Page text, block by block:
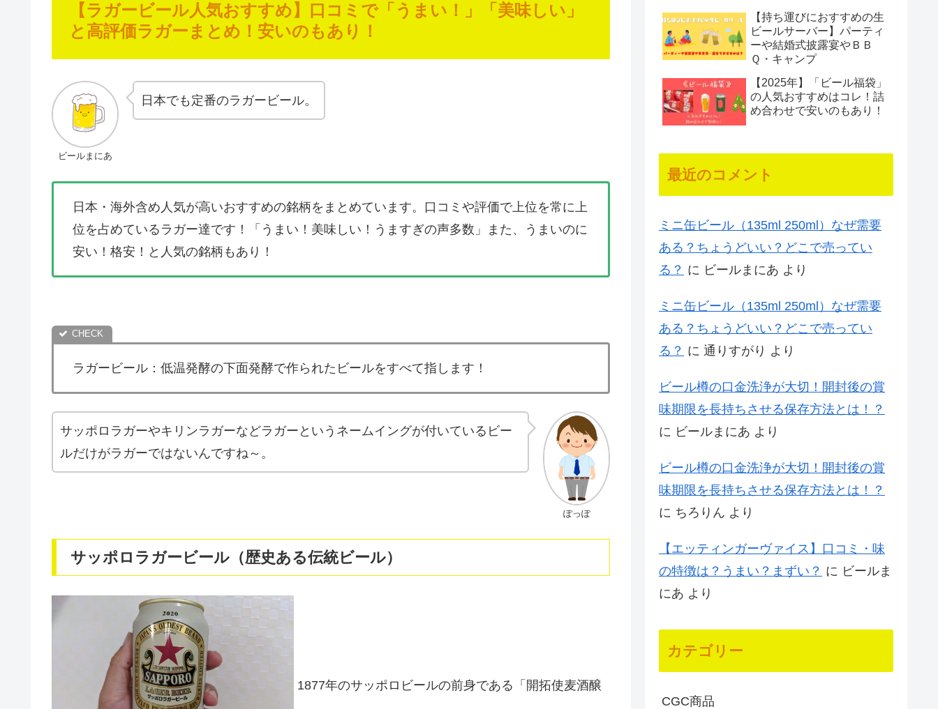
【ラガービール人気おすすめ】口コミで「うまい！」「美味しい」
と高評価ラガーまとめ！安いのもあり！
ビールまにあ
日本でも定番のラガービール。
日本・海外含め人気が高いおすすめの銘柄をまとめています。口コミや評価で上位を常に上
位を占めているラガー達です！「うまい！美味しい！うますぎの声多数」また、うまいのに
安い！格安！と人気の銘柄もあり！
ラガービール：低温発酵の下面発酵で作られたビールをすべて指します！
ぽっぽ
サッポロラガーやキリンラガーなどラガーというネームイングが付いているビー
ルだけがラガーではないんですね～。
サッポロラガービール（歴史ある伝統ビール）
1877年のサッポロビールの前身である「開拓使麦酒醸
【持ち運びにおすすめの生
ビールサーバー】パーティ
ーや結婚式披露宴やＢＢ
Ｑ・キャンプ
【2025年】「ビール福袋」
の人気おすすめはコレ！詰
め合わせで安いのもあり！
最近のコメント
ミニ缶ビール（135ml 250ml）なぜ需要
ある？ちょうどいい？どこで売ってい
る？ に ビールまにあ より
ミニ缶ビール（135ml 250ml）なぜ需要
ある？ちょうどいい？どこで売ってい
る？ に 通りすがり より
ビール樽の口金洗浄が大切！開封後の賞
味期限を長持ちさせる保存方法とは！？
に ビールまにあ より
ビール樽の口金洗浄が大切！開封後の賞
味期限を長持ちさせる保存方法とは！？
に ちろりん より
【エッティンガーヴァイス】口コミ・味
の特徴は？うまい？まずい？ に ビールま
にあ より
カテゴリー
CGC商品